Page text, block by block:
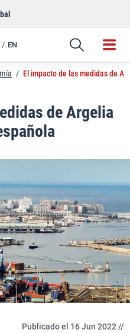
EN
Enlace
/ El impacto de las medidas de
de Argelia
Publicado el 16 Jun 2022 //